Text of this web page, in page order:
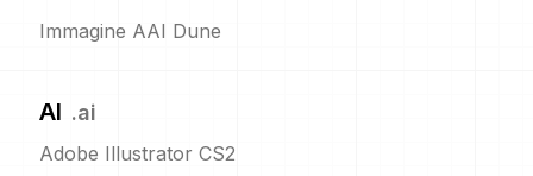
Immagine AAI Dune
AI .ai
Adobe Illustrator CS2